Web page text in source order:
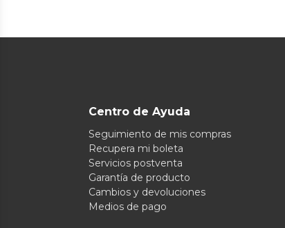
Centro de Ayuda
Seguimiento de mis compras
Recupera mi boleta
Servicios postventa
Garantía de producto
Cambios y devoluciones
Medios de pago